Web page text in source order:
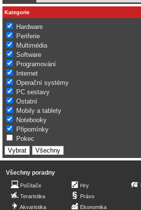
Kategorie
Hardware
Periferie
Multimédia
Software
Programování
Internet
Operační systémy
PC sestavy
Ostatní
Mobily a tablety
Notebooky
Připomínky
Pokec
Všechny poradny
Počítače
Teraristika
Akvaristika
Hry
Právo
Ekonomika